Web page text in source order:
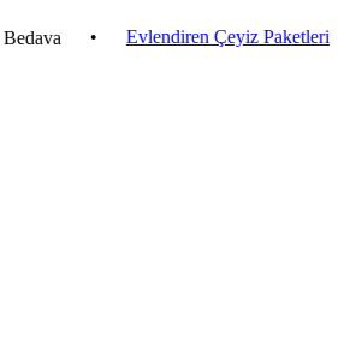
• Evlendiren Çeyiz Paketleri •